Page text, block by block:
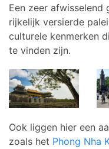
Een zeer afwisselend
rijkelijk versierde
culturele kenmerken
te vinden zijn.
Ook liggen hier een
zoals het Phong Nha